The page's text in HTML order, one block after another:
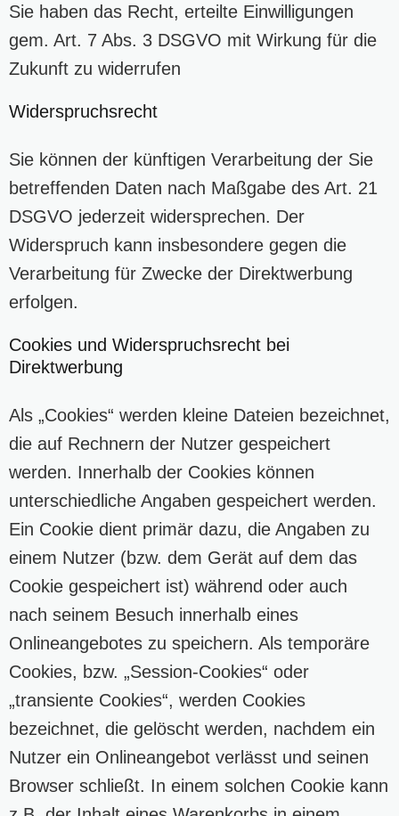
Sie haben das Recht, erteilte Einwilligungen
gem. Art. 7 Abs. 3 DSGVO mit Wirkung für die
Zukunft zu widerrufen
Widerspruchsrecht
Sie können der künftigen Verarbeitung der Sie
betreffenden Daten nach Maßgabe des Art. 21
DSGVO jederzeit widersprechen. Der
Widerspruch kann insbesondere gegen die
Verarbeitung für Zwecke der Direktwerbung
erfolgen.
Cookies und Widerspruchsrecht bei
Direktwerbung
Als „Cookies“ werden kleine Dateien bezeichnet,
die auf Rechnern der Nutzer gespeichert
werden. Innerhalb der Cookies können
unterschiedliche Angaben gespeichert werden.
Ein Cookie dient primär dazu, die Angaben zu
einem Nutzer (bzw. dem Gerät auf dem das
Cookie gespeichert ist) während oder auch
nach seinem Besuch innerhalb eines
Onlineangebotes zu speichern. Als temporäre
Cookies, bzw. „Session-Cookies“ oder
„transiente Cookies“, werden Cookies
bezeichnet, die gelöscht werden, nachdem ein
Nutzer ein Onlineangebot verlässt und seinen
Browser schließt. In einem solchen Cookie kann